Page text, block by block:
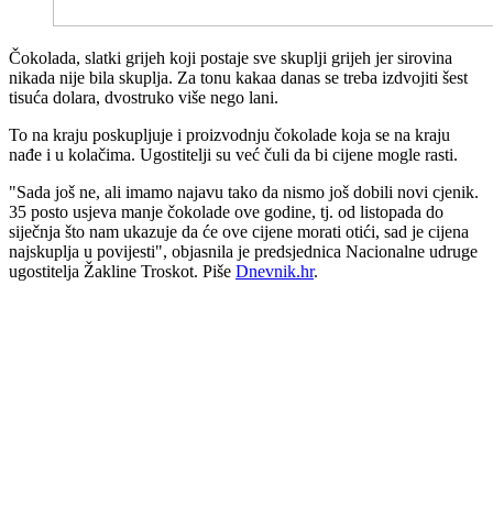
Čokolada, slatki grijeh koji postaje sve skuplji grijeh jer sirovina
nikada nije bila skuplja. Za tonu kakaa danas se treba izdvojiti šest
tisuća dolara, dvostruko više nego lani.
To na kraju poskupljuje i proizvodnju čokolade koja se na kraju
nađe i u kolačima. Ugostitelji su već čuli da bi cijene mogle rasti.
"Sada još ne, ali imamo najavu tako da nismo još dobili novi cjenik.
35 posto usjeva manje čokolade ove godine, tj. od listopada do
siječnja što nam ukazuje da će ove cijene morati otići, sad je cijena
najskuplja u povijesti", objasnila je predsjednica Nacionalne udruge
ugostitelja Žakline Troskot. Piše Dnevnik.hr.